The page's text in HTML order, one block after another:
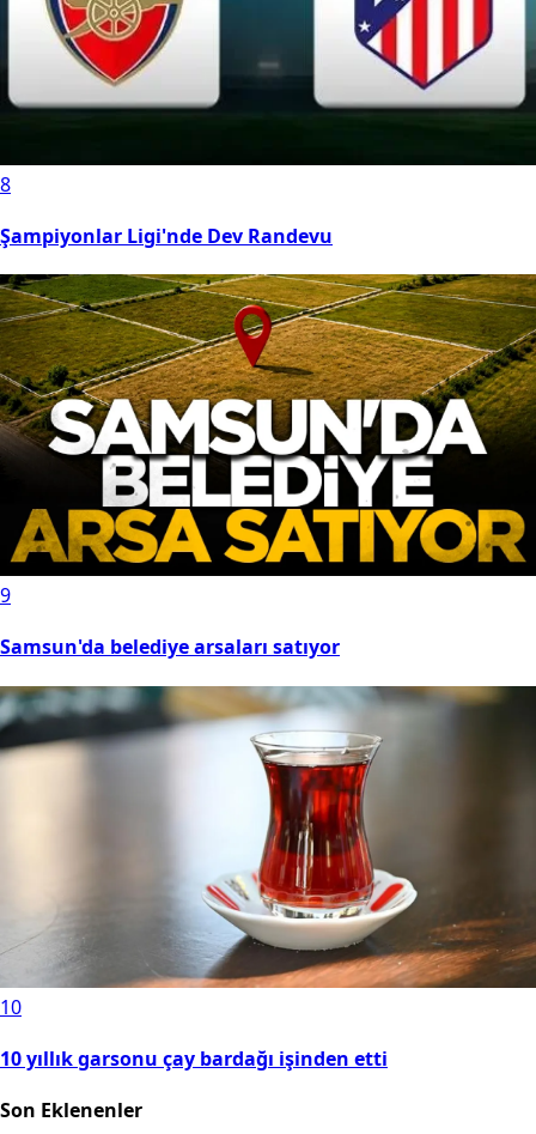
8
Şampiyonlar Ligi'nde Dev Randevu
9
Samsun'da belediye arsaları satıyor
10
10 yıllık garsonu çay bardağı işinden etti
Son Eklenenler